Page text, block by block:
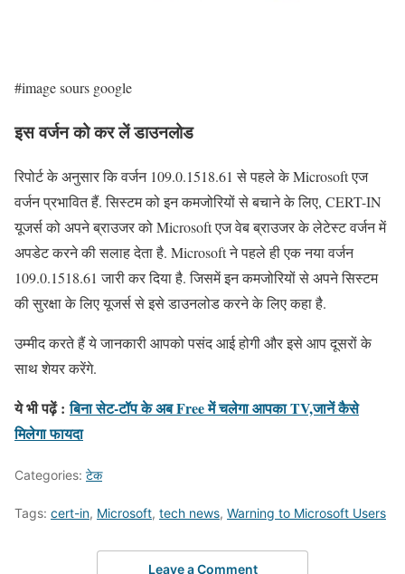
#image sours google
इस वर्जन को कर लें डाउनलोड
रिपोर्ट के अनुसार कि वर्जन 109.0.1518.61 से पहले के Microsoft एज
वर्जन प्रभावित हैं. सिस्टम को इन कमजोरियों से बचाने के लिए, CERT-IN
यूजर्स को अपने ब्राउजर को Microsoft एज वेब ब्राउजर के लेटेस्ट वर्जन में
अपडेट करने की सलाह देता है. Microsoft ने पहले ही एक नया वर्जन
109.0.1518.61 जारी कर दिया है. जिसमें इन कमजोरियों से अपने सिस्टम
की सुरक्षा के लिए यूजर्स से इसे डाउनलोड करने के लिए कहा है.
उम्मीद करते हैं ये जानकारी आपको पसंद आई होगी और इसे आप दूसरों के
साथ शेयर करेंगे.
ये भी पढ़ें :बिना सेट-टॉप के अब Free में चलेगा आपका TV,जानें कैसे
मिलेगा फायदा
Categories: टेक
Tags: cert-in, Microsoft, tech news, Warning to Microsoft Users
Leave a Comment